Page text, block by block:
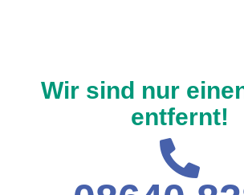
Wir sind nur
entfernt!